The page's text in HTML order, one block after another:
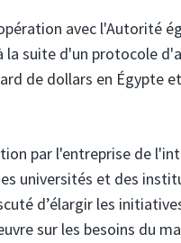
avec l'Autorité
suite d'un protocole
de dollars en Égypte
par l'entreprise de
universités et des
d’élargir les
sur les besoins du